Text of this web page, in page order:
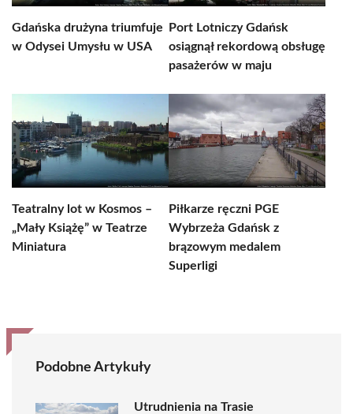
Gdańska drużyna triumfuje
w Odysei Umysłu w USA
Port Lotniczy Gdańsk
osiągnął rekordową obsługę
pasażerów w maju
Teatralny lot w Kosmos –
„Mały Książę” w Teatrze
Miniatura
Piłkarze ręczni PGE
Wybrzeża Gdańsk z
brązowym medalem
Superligi
Podobne Artykuły
Utrudnienia na Trasie